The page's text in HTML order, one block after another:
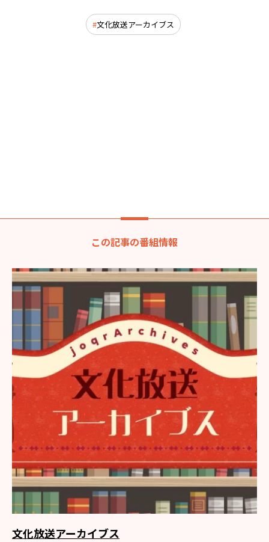
文化放送アーカイブス
この記事の番組情報
文化放送アーカイブス